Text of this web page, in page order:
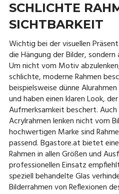
SCHLICHTE
SICHTBARKEIT
Wichtig bei der visuellen
die Hängung der Bilder, sondern
Um nicht vom Motiv
schlichte, moderne Rahmen
beispielsweise dünne
und haben einen klaren Look,
Aufmerksamkeit beschert.
Acrylrahmen lenken nicht vom
hochwertigen Marke sind
passend. Bgastore.at bietet
Rahmen in allen Größen und
professionellen Einsatz
speziell behandelte Glas
Bilderrahmen von Reflexionen